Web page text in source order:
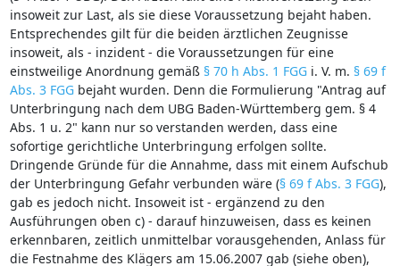
insoweit zur Last, als sie diese Voraussetzung bejaht haben.
Entsprechendes gilt für die beiden ärztlichen Zeugnisse
insoweit, als - inzident - die Voraussetzungen für eine
einstweilige Anordnung gemäß § 70 h Abs. 1 FGGi. V. m. § 69 f
Abs. 3 FGGbejaht wurden. Denn die Formulierung "Antrag auf
Unterbringung nach dem UBG Baden-Württemberg gem. § 4
Abs. 1 u. 2" kann nur so verstanden werden, dass eine
sofortige gerichtliche Unterbringung erfolgen sollte.
Dringende Gründe für die Annahme, dass mit einem Aufschub
der Unterbringung Gefahr verbunden wäre (§ 69 f Abs. 3 FGG),
gab es jedoch nicht. Insoweit ist - ergänzend zu den
Ausführungen oben c) - darauf hinzuweisen, dass es keinen
erkennbaren, zeitlich unmittelbar vorausgehenden, Anlass für
die Festnahme des Klägers am 15.06.2007 gab (siehe oben),